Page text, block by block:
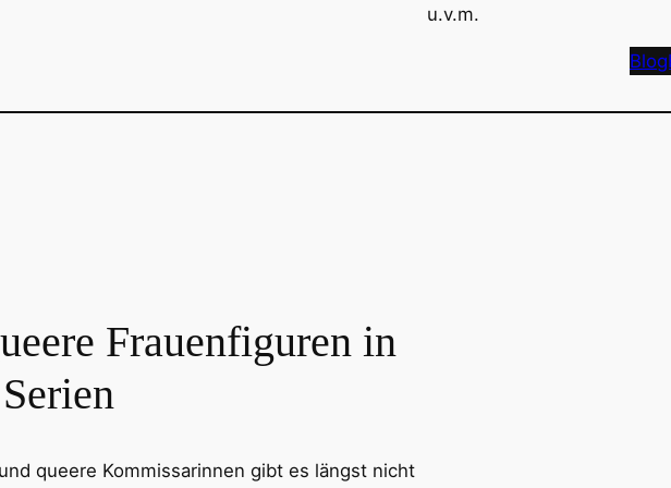
u.v.m.
Frauenfiguren in
queere Kommissarinnen gibt es längst nicht